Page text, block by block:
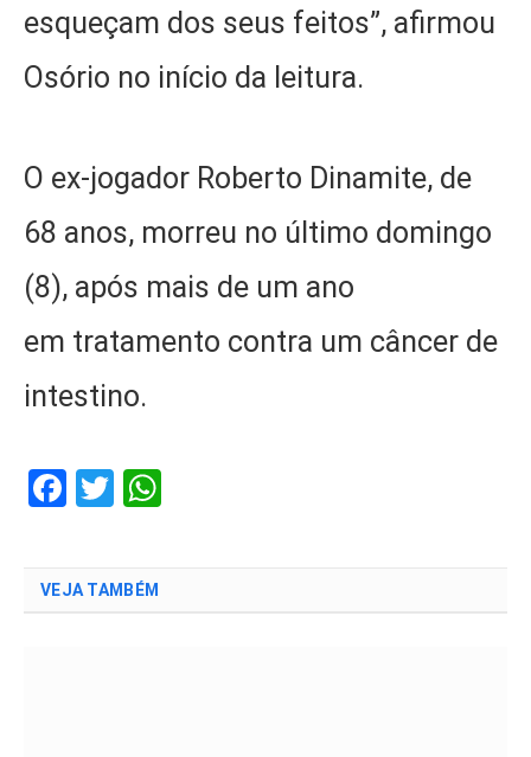
esqueçam dos seus feitos”, afirmou
Osório no início da leitura.
O ex-jogador Roberto Dinamite, de
68 anos, morreu no último domingo
(8), após mais de um ano
em tratamento contra um câncer de
intestino.
Facebook
Twitter
VEJA TAMBÉM